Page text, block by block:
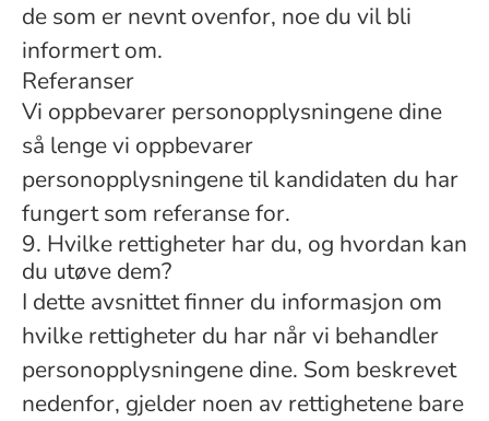
de som er nevnt ovenfor, noe du vil bli
informert om.
Referanser
Vi oppbevarer personopplysningene dine
så lenge vi oppbevarer
personopplysningene til kandidaten du har
fungert som referanse for.
9. Hvilke rettigheter har du, og hvordan kan
du utøve dem?
I dette avsnittet finner du informasjon om
hvilke rettigheter du har når vi behandler
personopplysningene dine. Som beskrevet
nedenfor, gjelder noen av rettighetene bare